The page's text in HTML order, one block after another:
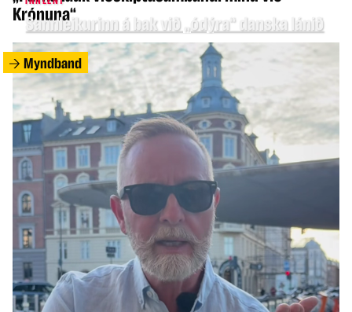
Krónuna“
Myndband
Sannleikurinn á bak við „ódýra“ danska lánið